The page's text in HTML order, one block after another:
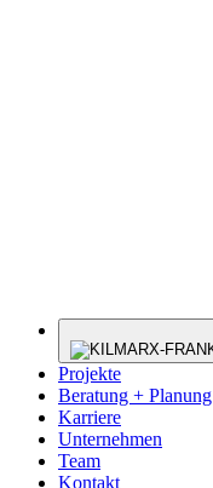
Projekte
Beratung + Planung
Karriere
Unternehmen
Team
Kontakt